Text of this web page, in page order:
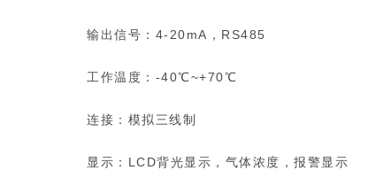
输出信号：4-20mA，RS485
工作温度：-40℃~+70℃
连接：模拟三线制
显示：LCD背光显示，气体浓度，报警显示